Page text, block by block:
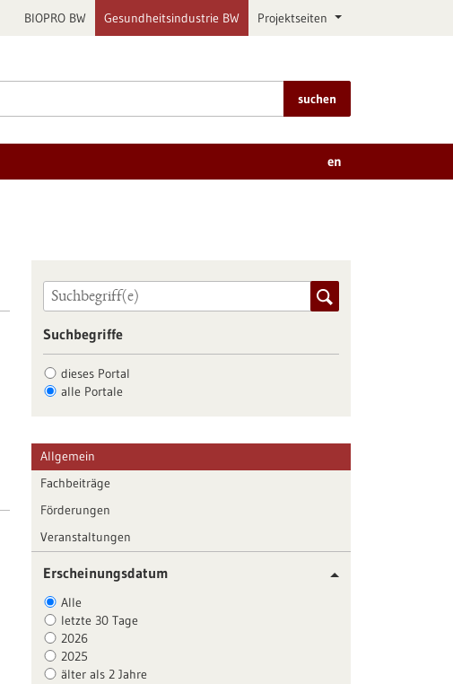
BIOPRO BW Gesundheitsindustrie BW Projektseiten
suchen
en
Suchbegriffe
dieses Portal
alle Portale
Allgemein
Fachbeiträge
Förderungen
Veranstaltungen
Erscheinungsdatum
Alle
letzte 30 Tage
2026
2025
älter als 2 Jahre